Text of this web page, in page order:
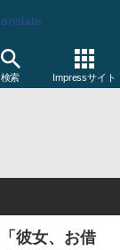
検索 Impressサイト
彼女、お借